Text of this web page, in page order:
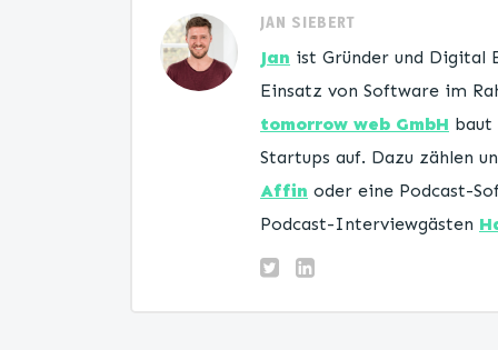
JAN SIEBERT
Jan ist Gründer und Digital
Einsatz von Software im
tomorrow web GmbH baut
Startups auf. Dazu zählen
Affin oder eine Podcast-
Podcast-Interviewgästen